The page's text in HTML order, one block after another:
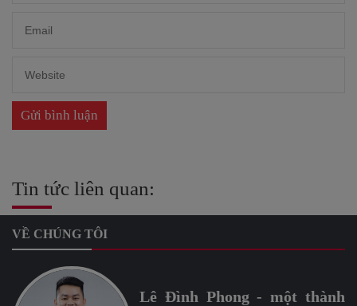
Tin tức liên quan:
VỀ CHÚNG TÔI
Lê Đình Phong - một thành